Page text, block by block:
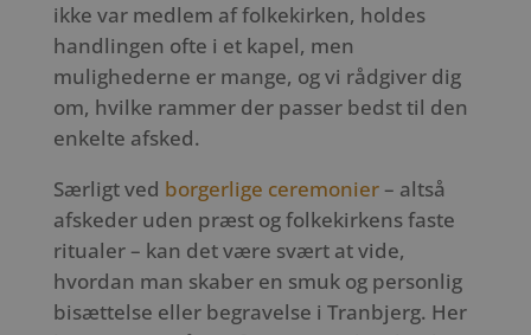
ikke var medlem af folkekirken, holdes
handlingen ofte i et kapel, men
mulighederne er mange, og vi rådgiver dig
om, hvilke rammer der passer bedst til den
enkelte afsked.
Særligt ved borgerlige ceremonier– altså
afskeder uden præst og folkekirkens faste
ritualer – kan det være svært at vide,
hvordan man skaber en smuk og personlig
bisættelse eller begravelse i Tranbjerg. Her